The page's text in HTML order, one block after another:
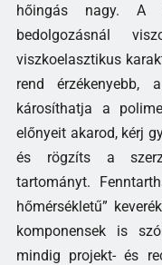
hőingás nagy. A
bedolgozásnál
viszkoelasztikus
rend
károsíthatja a
előnyeit akarod, kérj
és rögzíts a
tartományt.
hőmérsékletű”
komponensek is
mindig projekt- és